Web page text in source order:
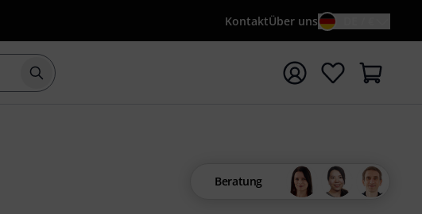
KontaktÜber uns
Suche mit Suchwort {searchTerm} starten
Beratung